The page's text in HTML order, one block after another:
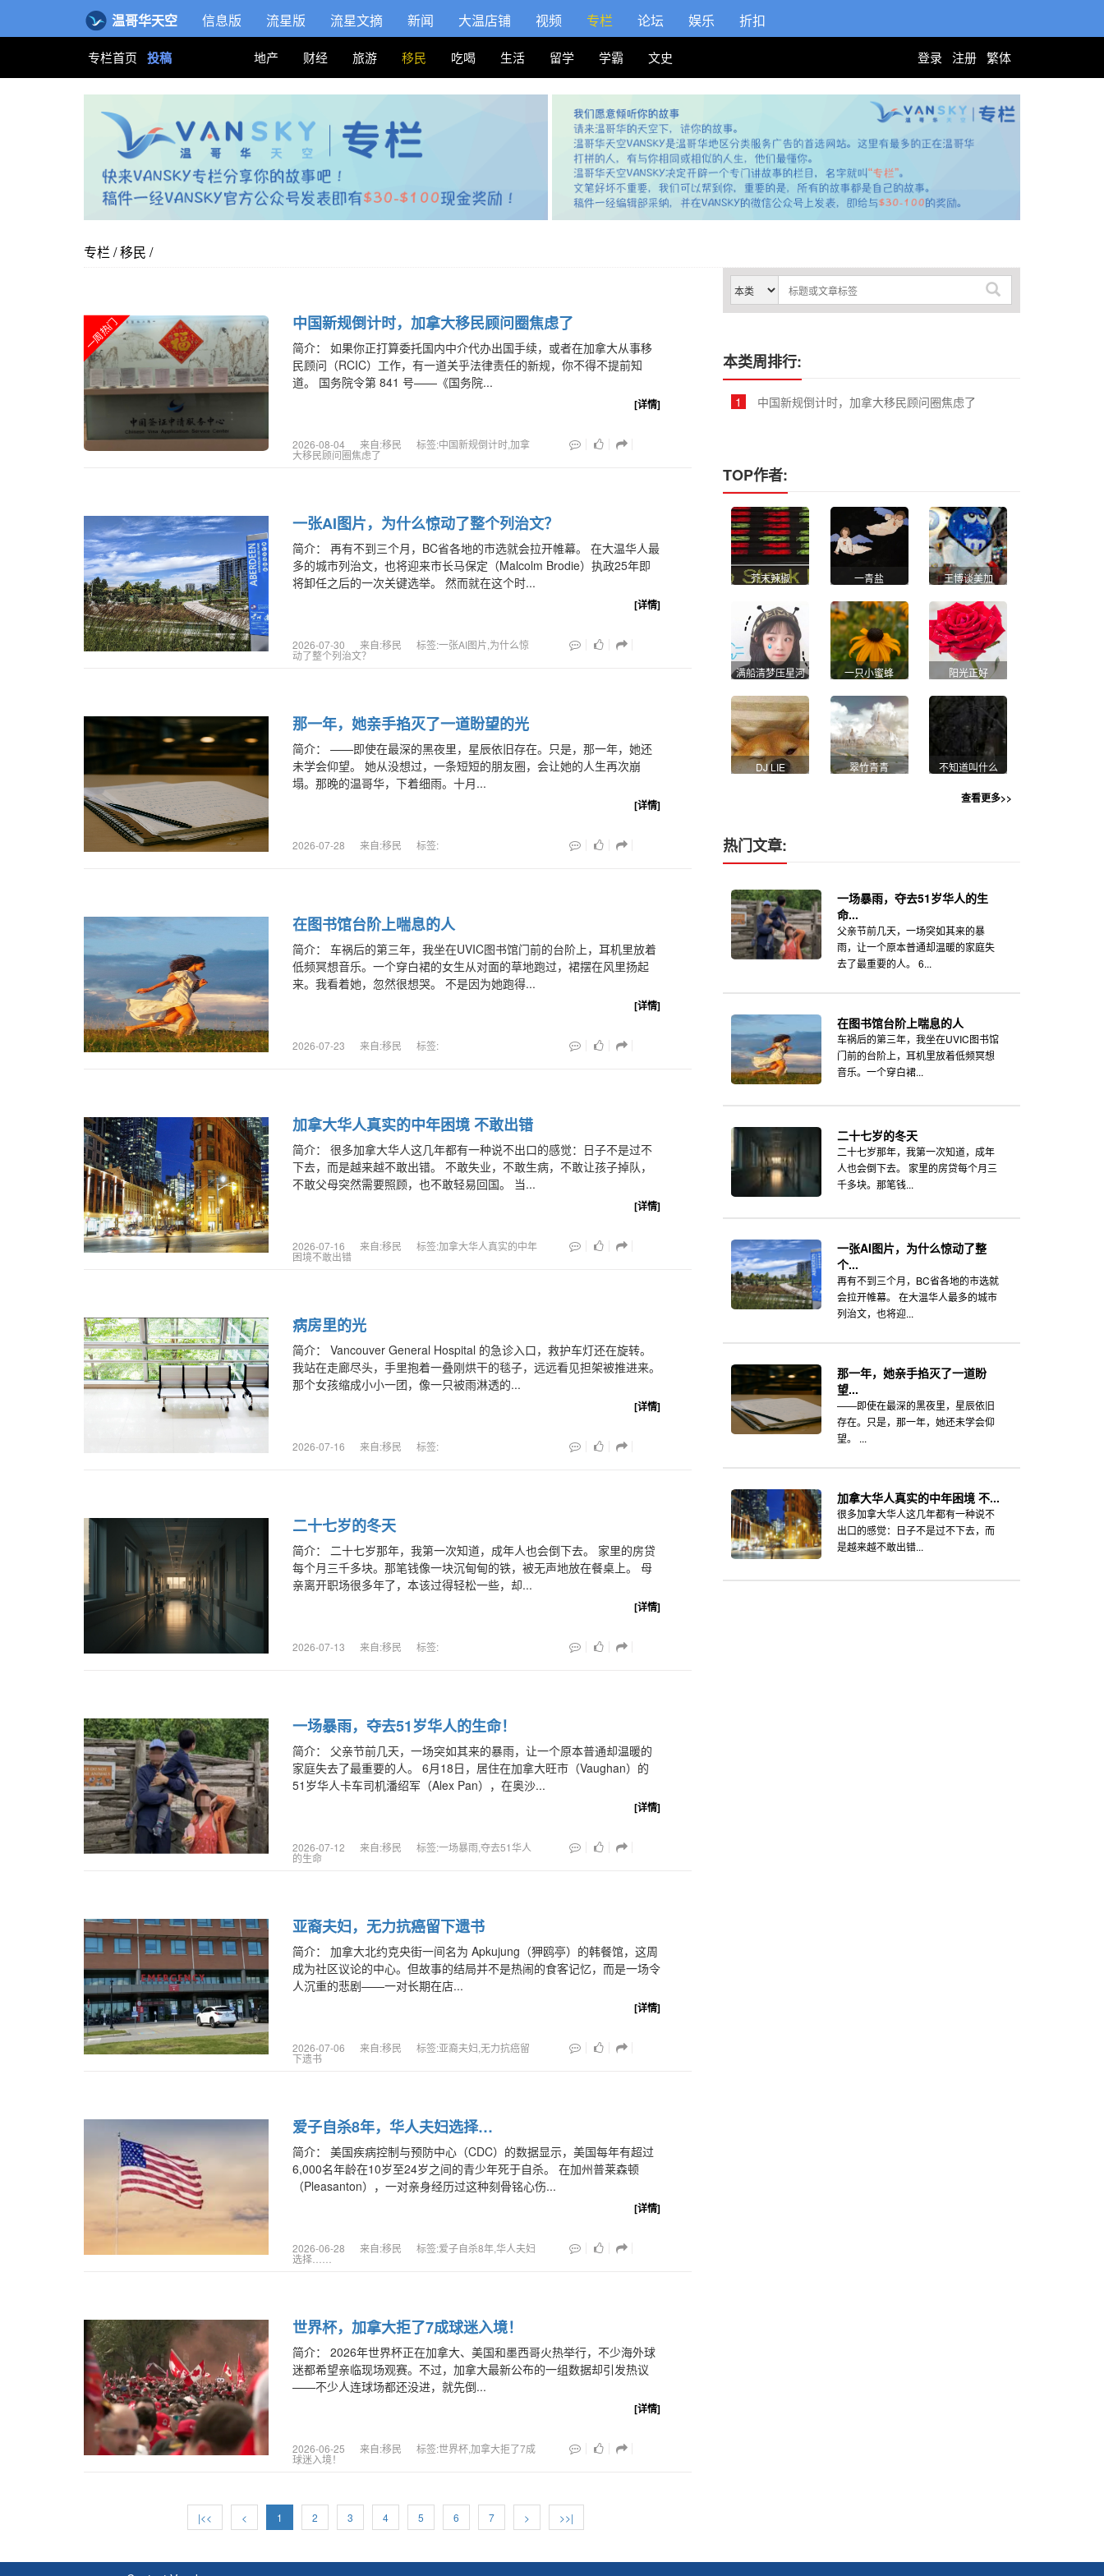
温哥华天空 信息版 流星版 流星文摘 新闻 大温店铺 视频 专栏 论坛 娱乐 折扣
专栏首页 投稿 地产 财经 旅游 移民 吃喝 生活 留学 学霸 文史 登录 注册 繁体
专栏 /移民 /
一周热门 中国新规倒计时，加拿大移民顾问圈焦虑了
简介： 如果你正打算委托国内中介代办出国手续，或者在加拿大从事移
民顾问（RCIC）工作，有一道关乎法律责任的新规，你不得不提前知
道。 国务院令第 841 号——《国务院...
[详情]
2026-08-04 来自:移民 标签:中国新规倒计时,加拿
大移民顾问圈焦虑了
一张AI图片，为什么惊动了整个列治文？
简介： 再有不到三个月，BC省各地的市选就会拉开帷幕。 在大温华人最
多的城市列治文，也将迎来市长马保定（Malcolm Brodie）执政25年即
将卸任之后的一次关键选举。 然而就在这个时...
[详情]
2026-07-30 来自:移民 标签:一张AI图片,为什么惊
动了整个列治文？
那一年，她亲手掐灭了一道盼望的光
简介： ——即使在最深的黑夜里，星辰依旧存在。只是，那一年，她还
未学会仰望。 她从没想过，一条短短的朋友圈，会让她的人生再次崩
塌。那晚的温哥华，下着细雨。十月...
[详情]
2026-07-28 来自:移民 标签:
在图书馆台阶上喘息的人
简介： 车祸后的第三年，我坐在UVIC图书馆门前的台阶上，耳机里放着
低频冥想音乐。一个穿白裙的女生从对面的草地跑过，裙摆在风里扬起
来。我看着她，忽然很想哭。 不是因为她跑得...
[详情]
2026-07-23 来自:移民 标签:
加拿大华人真实的中年困境 不敢出错
简介： 很多加拿大华人这几年都有一种说不出口的感觉：日子不是过不
下去，而是越来越不敢出错。 不敢失业，不敢生病，不敢让孩子掉队，
不敢父母突然需要照顾，也不敢轻易回国。 当...
[详情]
2026-07-16 来自:移民 标签:加拿大华人真实的中年
困境不敢出错
病房里的光
简介： Vancouver General Hospital 的急诊入口，救护车灯还在旋转。
我站在走廊尽头，手里抱着一叠刚烘干的毯子，远远看见担架被推进来。
那个女孩缩成小小一团，像一只被雨淋透的...
[详情]
2026-07-16 来自:移民 标签:
二十七岁的冬天
简介： 二十七岁那年，我第一次知道，成年人也会倒下去。 家里的房贷
每个月三千多块。那笔钱像一块沉甸甸的铁，被无声地放在餐桌上。 母
亲离开职场很多年了，本该过得轻松一些，却...
[详情]
2026-07-13 来自:移民 标签:
一场暴雨，夺去51岁华人的生命！
简介： 父亲节前几天，一场突如其来的暴雨，让一个原本普通却温暖的
家庭失去了最重要的人。 6月18日，居住在加拿大旺市（Vaughan）的
51岁华人卡车司机潘绍军（Alex Pan），在奥沙...
[详情]
2026-07-12 来自:移民 标签:一场暴雨,夺去51华人
的生命
亚裔夫妇，无力抗癌留下遗书
简介： 加拿大北约克央街一间名为 Apkujung（狎鸥亭）的韩餐馆，这周
成为社区议论的中心。但故事的结局并不是热闹的食客记忆，而是一场令
人沉重的悲剧——一对长期在店...
[详情]
2026-07-06 来自:移民 标签:亚裔夫妇,无力抗癌留
下遗书
爱子自杀8年，华人夫妇选择…
简介： 美国疾病控制与预防中心（CDC）的数据显示，美国每年有超过
6,000名年龄在10岁至24岁之间的青少年死于自杀。 在加州普莱森顿
（Pleasanton），一对亲身经历过这种刻骨铭心伤...
[详情]
2026-06-28 来自:移民 标签:爱子自杀8年,华人夫妇
选择……
世界杯，加拿大拒了7成球迷入境！
简介： 2026年世界杯正在加拿大、美国和墨西哥火热举行，不少海外球
迷都希望亲临现场观赛。不过，加拿大最新公布的一组数据却引发热议
——不少人连球场都还没进，就先倒...
[详情]
2026-06-25 来自:移民 标签:世界杯,加拿大拒了7成
球迷入境！
|<< < 1 2 3 4 5 6 7 > >>|
本类周排行:
1 中国新规倒计时，加拿大移民顾问圈焦虑了
TOP作者:
芥末辣椒 一青盐 王博谈美加
满船清梦压星河 一只小蜜蜂 阳光正好
DJ LIE 翠竹青青 不知道叫什么
查看更多>>
热门文章:
一场暴雨，夺去51岁华人的生
命...
父亲节前几天，一场突如其来的暴
雨，让一个原本普通却温暖的家庭失
去了最重要的人。 6...
在图书馆台阶上喘息的人
车祸后的第三年，我坐在UVIC图书馆
门前的台阶上，耳机里放着低频冥想
音乐。一个穿白裙...
二十七岁的冬天
二十七岁那年，我第一次知道，成年
人也会倒下去。 家里的房贷每个月三
千多块。那笔钱...
一张AI图片，为什么惊动了整
个...
再有不到三个月，BC省各地的市选就
会拉开帷幕。 在大温华人最多的城市
列治文，也将迎...
那一年，她亲手掐灭了一道盼
望...
——即使在最深的黑夜里，星辰依旧
存在。只是，那一年，她还未学会仰
望。 ...
加拿大华人真实的中年困境 不...
很多加拿大华人这几年都有一种说不
出口的感觉：日子不是过不下去，而
是越来越不敢出错...